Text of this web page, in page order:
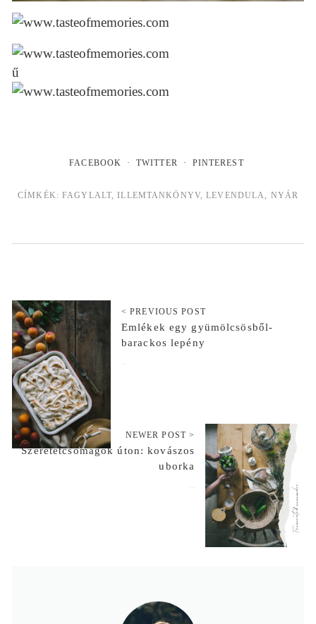
ű
FACEBOOK TWITTER PINTEREST
CÍMKÉK: FAGYLALT ,ILLEMTANKÖNYV,LEVENDULA NYÁR
< PREVIOUS POST
Emlékek egy gyümölcsösből-
barackos lepény
NEWER POST >
Szeretetcsomagok úton: kovászos
uborka